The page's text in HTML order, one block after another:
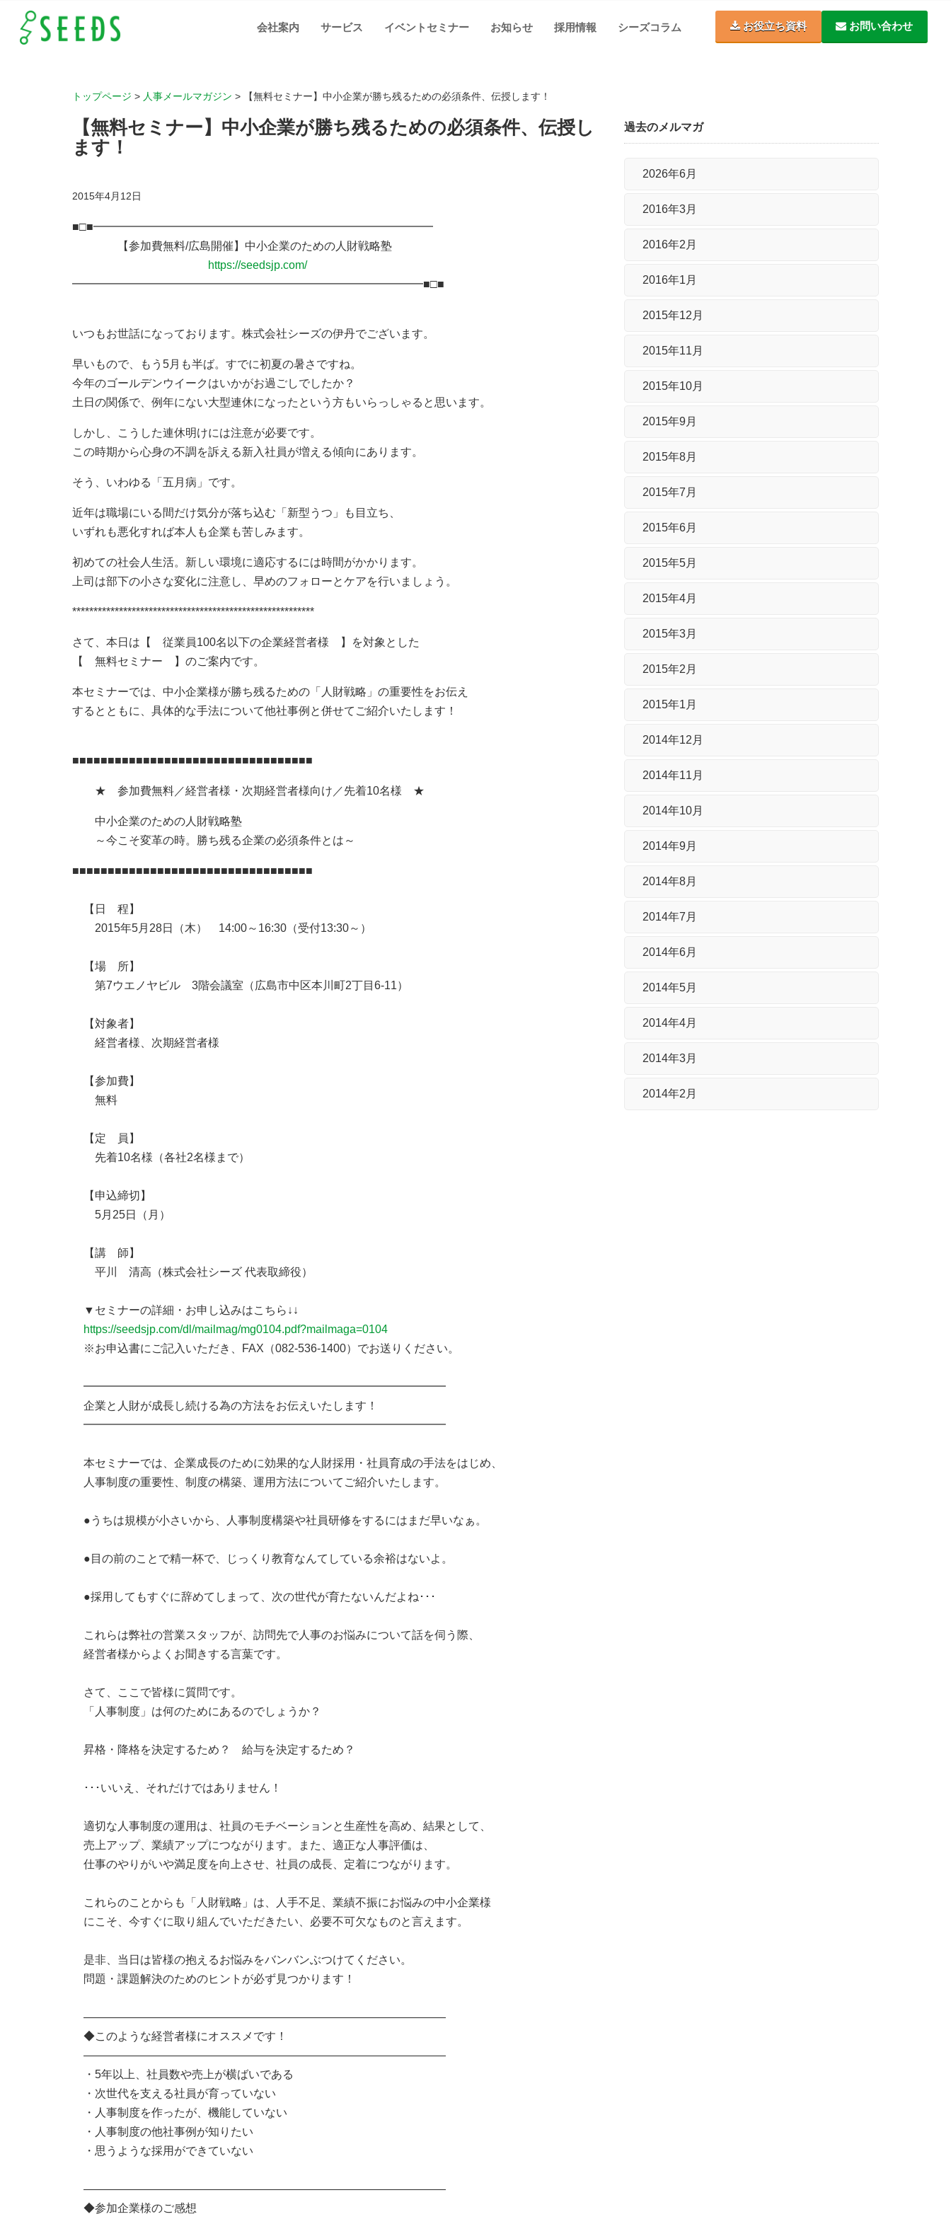
会社案内 サービス イベントセミナー お知らせ 採用情報 シーズコラム お役立ち資料 お問い合わせ
トップページ > 人事メールマガジン > 【無料セミナー】中小企業が勝ち残るための必須条件、伝授します！
【無料セミナー】中小企業が勝ち残るための必須条件、伝授し
ます！
2015年4月12日
■□■━━━━━━━━━━━━━━━━━━━━━━━━━━━━━━
【参加費無料/広島開催】中小企業のための人財戦略塾
https://seedsjp.com/
━━━━━━━━━━━━━━━━━━━━━━━━━━━━━━━■□■
いつもお世話になっております。株式会社シーズの伊丹でございます。
早いもので、もう5月も半ば。すでに初夏の暑さですね。
今年のゴールデンウイークはいかがお過ごしでしたか？
土日の関係で、例年にない大型連休になったという方もいらっしゃると思います。
しかし、こうした連休明けには注意が必要です。
この時期から心身の不調を訴える新入社員が増える傾向にあります。
そう、いわゆる「五月病」です。
近年は職場にいる間だけ気分が落ち込む「新型うつ」も目立ち、
いずれも悪化すれば本人も企業も苦しみます。
初めての社会人生活。新しい環境に適応するには時間がかかります。
上司は部下の小さな変化に注意し、早めのフォローとケアを行いましょう。
*********************************************************
さて、本日は【 従業員100名以下の企業経営者様 】を対象とした
【 無料セミナー 】のご案内です。
本セミナーでは、中小企業様が勝ち残るための「人財戦略」の重要性をお伝え
するとともに、具体的な手法について他社事例と併せてご紹介いたします！
■■■■■■■■■■■■■■■■■■■■■■■■■■■■■■■■■■
★ 参加費無料／経営者様・次期経営者様向け／先着10名様 ★
中小企業のための人財戦略塾
～今こそ変革の時。勝ち残る企業の必須条件とは～
■■■■■■■■■■■■■■■■■■■■■■■■■■■■■■■■■■
【日 程】
2015年5月28日（木） 14:00～16:30（受付13:30～）
【場 所】
第7ウエノヤビル 3階会議室（広島市中区本川町2丁目6-11）
【対象者】
経営者様、次期経営者様
【参加費】
無料
【定 員】
先着10名様（各社2名様まで）
【申込締切】
5月25日（月）
【講 師】
平川 清高（株式会社シーズ 代表取締役）
▼セミナーの詳細・お申し込みはこちら↓↓
https://seedsjp.com/dl/mailmag/mg0104.pdf?mailmaga=0104
※お申込書にご記入いただき、FAX（082-536-1400）でお送りください。
━━━━━━━━━━━━━━━━━━━━━━━━━━━━━━━━
企業と人財が成長し続ける為の方法をお伝えいたします！
━━━━━━━━━━━━━━━━━━━━━━━━━━━━━━━━
本セミナーでは、企業成長のために効果的な人財採用・社員育成の手法をはじめ、
人事制度の重要性、制度の構築、運用方法についてご紹介いたします。
●うちは規模が小さいから、人事制度構築や社員研修をするにはまだ早いなぁ。
●目の前のことで精一杯で、じっくり教育なんてしている余裕はないよ。
●採用してもすぐに辞めてしまって、次の世代が育たないんだよね･･･
これらは弊社の営業スタッフが、訪問先で人事のお悩みについて話を伺う際、
経営者様からよくお聞きする言葉です。
さて、ここで皆様に質問です。
「人事制度」は何のためにあるのでしょうか？
昇格・降格を決定するため？ 給与を決定するため？
･･･いいえ、それだけではありません！
適切な人事制度の運用は、社員のモチベーションと生産性を高め、結果として、
売上アップ、業績アップにつながります。また、適正な人事評価は、
仕事のやりがいや満足度を向上させ、社員の成長、定着につながります。
これらのことからも「人財戦略」は、人手不足、業績不振にお悩みの中小企業様
にこそ、今すぐに取り組んでいただきたい、必要不可欠なものと言えます。
是非、当日は皆様の抱えるお悩みをバンバンぶつけてください。
問題・課題解決のためのヒントが必ず見つかります！
――――――――――――――――――――――――――――――――
◆このような経営者様にオススメです！
――――――――――――――――――――――――――――――――
・5年以上、社員数や売上が横ばいである
・次世代を支える社員が育っていない
・人事制度を作ったが、機能していない
・人事制度の他社事例が知りたい
・思うような採用ができていない
――――――――――――――――――――――――――――――――
◆参加企業様のご感想
過去のメルマガ
2026年6月
2016年3月
2016年2月
2016年1月
2015年12月
2015年11月
2015年10月
2015年9月
2015年8月
2015年7月
2015年6月
2015年5月
2015年4月
2015年3月
2015年2月
2015年1月
2014年12月
2014年11月
2014年10月
2014年9月
2014年8月
2014年7月
2014年6月
2014年5月
2014年4月
2014年3月
2014年2月